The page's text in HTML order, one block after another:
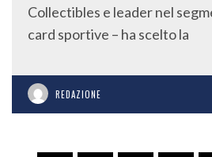
Collectibles e leader nel
card sportive – ha scelto la
REDAZIONE